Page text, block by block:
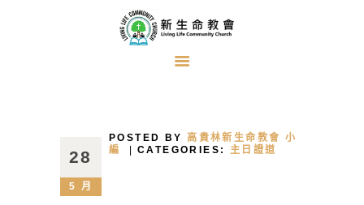
牧者的話
主日證道
28
5 月
POSTED BY 高貴林新生命教會 小
編
CATEGORIES: 主日證道